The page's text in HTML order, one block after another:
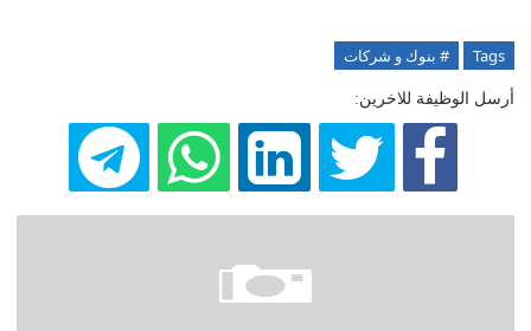
Tags # بنوك و شركات
أرسل الوظيفة للاخرين: